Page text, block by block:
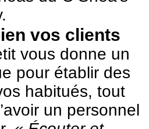
.
vos clients
vous donne un
pour établir des
habitués, tout
un personnel